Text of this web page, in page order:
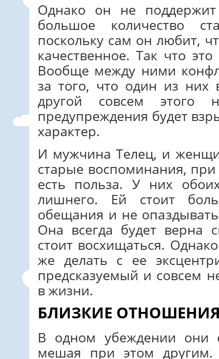
Однако он не
большое количество
поскольку сам он любит,
качественное. Так что
Вообще между ними
за того, что один из них
другой совсем
предупреждения будет
характер.
И мужчина Телец, и
старые воспоминания,
есть польза. У них
лишнего. Ей стоит
обещания и не
Она всегда будет верна
стоит восхищаться.
же делать с ее
предсказуемый и совсем
в жизни.
БЛИЗКИЕ
В одном убеждении они
мешая при этом другим.